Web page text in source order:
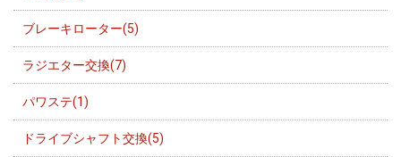
ブレーキローター(5)
ラジエター交換(7)
パワステ(1)
ドライブシャフト交換(5)